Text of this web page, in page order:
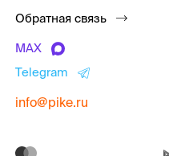
Обратная связь
MAX
Telegram
info@pike.ru